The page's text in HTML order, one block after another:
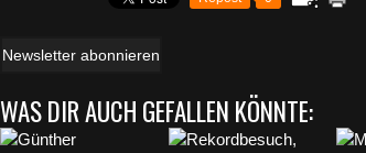
Newsletter abonnieren
WAS DIR AUCH GEFALLEN KÖNNTE: